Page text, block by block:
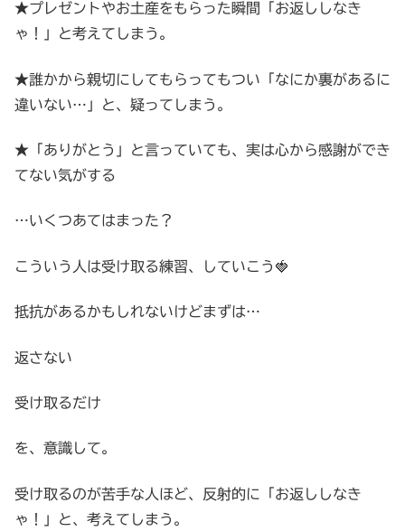
★プレゼントやお土産をもらった瞬間「お返ししなき
ゃ！」と考えてしまう。
★誰かから親切にしてもらってもつい「なにか裏があるに
違いない…」と、疑ってしまう。
★「ありがとう」と言っていても、実は心から感謝ができ
てない気がする
…いくつあてはまった？
こういう人は受け取る練習、していこう🍓
抵抗があるかもしれないけどまずは…
返さない
受け取るだけ
を、意識して。
受け取るのが苦手な人ほど、反射的に「お返ししなき
ゃ！」と、考えてしまう。